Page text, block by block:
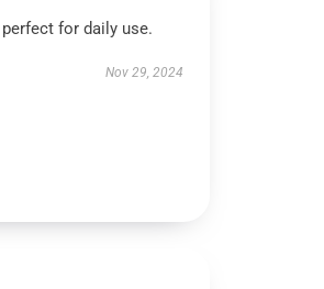
for daily use.
Nov 29, 2024